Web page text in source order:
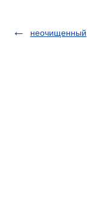
неочищенный